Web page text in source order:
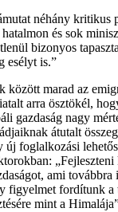
néhány kritikus
és sok
bizonyos
esélyt is.”
között marad az
arra ösztökél,
gazdaság nagy
átutalt
foglalkozási
ami továbbra
figyelmet fordítunk a
mint a